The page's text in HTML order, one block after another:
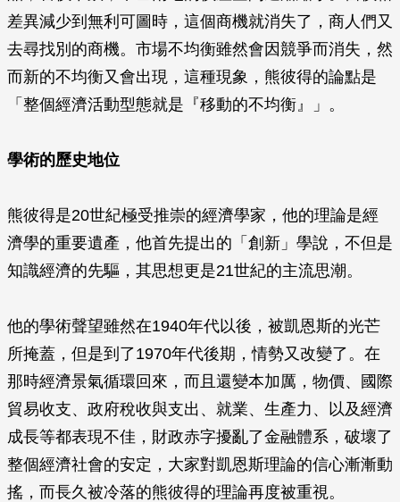
差異減少到無利可圖時，這個商機就消失了，商人們又
去尋找別的商機。市場不均衡雖然會因競爭而消失，然
而新的不均衡又會出現，這種現象，熊彼得的論點是
「整個經濟活動型態就是『移動的不均衡』」。
學術的歷史地位
熊彼得是20世紀極受推崇的經濟學家，他的理論是經
濟學的重要遺產，他首先提出的「創新」學說，不但是
知識經濟的先驅，其思想更是21世紀的主流思潮。
他的學術聲望雖然在1940年代以後，被凱恩斯的光芒
所掩蓋，但是到了1970年代後期，情勢又改變了。在
那時經濟景氣循環回來，而且還變本加厲，物價、國際
貿易收支、政府稅收與支出、就業、生產力、以及經濟
成長等都表現不佳，財政赤字擾亂了金融體系，破壞了
整個經濟社會的安定，大家對凱恩斯理論的信心漸漸動
搖，而長久被冷落的熊彼得的理論再度被重視。